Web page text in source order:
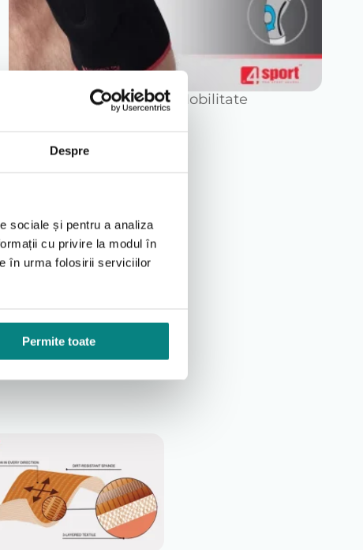
Despre
sociale și pentru a analiza
cu privire la modul în
în urma folosirii serviciilor
Permite toate
Stabilizare și Mobilitate